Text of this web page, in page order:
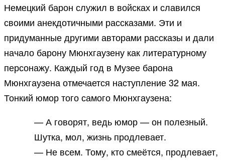
Немецкий барон служил в войсках и славился
своими анекдотичными рассказами. Эти и
придуманные другими авторами рассказы и дали
начало барону Мюнхгаузену как литературному
персонажу. Каждый год в Музее барона
Мюнхгаузена отмечается наступление 32 мая.
Тонкий юмор того самого Мюнхгаузена:
— А говорят, ведь юмор — он полезный.
Шутка, мол, жизнь продлевает.
— Не всем. Тому, кто смеётся, продлевает,